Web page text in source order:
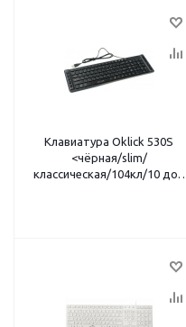
Клавиатура Oklick 530S
<чёрная/slim/
классическая/104кл/10 доп